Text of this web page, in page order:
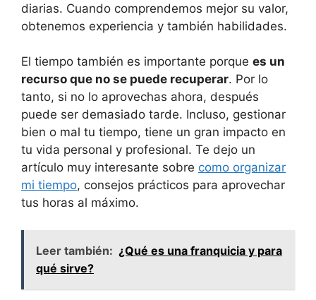
diarias. Cuando comprendemos mejor su valor,
obtenemos experiencia y también habilidades.
El tiempo también es importante porque es un
recurso que no se puede recuperar. Por lo
tanto, si no lo aprovechas ahora, después
puede ser demasiado tarde. Incluso, gestionar
bien o mal tu tiempo, tiene un gran impacto en
tu vida personal y profesional. Te dejo un
artículo muy interesante sobre como organizar
mi tiempo, consejos prácticos para aprovechar
tus horas al máximo.
Leer también: ¿Qué es una franquicia y para
qué sirve?